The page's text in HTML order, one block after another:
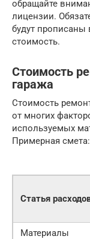
обращайте
лицензии.
будут прописаны
стоимость.
Стоимость
гаража
Стоимость
от многих
используемых
Примерная смета:
Статья
Материалы